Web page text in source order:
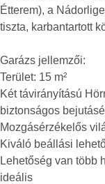
Étterem), a
tiszta, karbantartott
Garázs jellemzői:
Terület: 15 m²
Két távirányítású
biztonságos
Mozgásérzékelős
Kiváló beállási
Lehetőség van több
ideális